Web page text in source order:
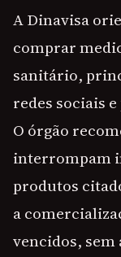
A Dinavisa
comprar
sanitário,
redes sociais
O órgão
interrompam
produtos
a
vencidos,